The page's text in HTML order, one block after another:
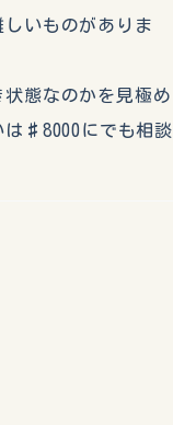
いものがありま
態なのかを見極め
は♯8000にでも相談